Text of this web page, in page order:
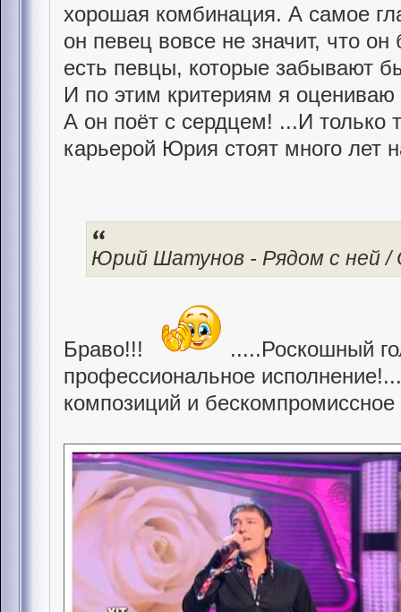
хорошая комбинация. А самое
он певец вовсе не значит, что
есть певцы, которые забывают
И по этим критериям я
А он поёт с сердцем! ...И только
карьерой Юрия стоят много лет
Юрий Шатунов - Рядом с ней /
Браво!!!
.....Роскошный
профессиональное
композиций и бескомпромиссное